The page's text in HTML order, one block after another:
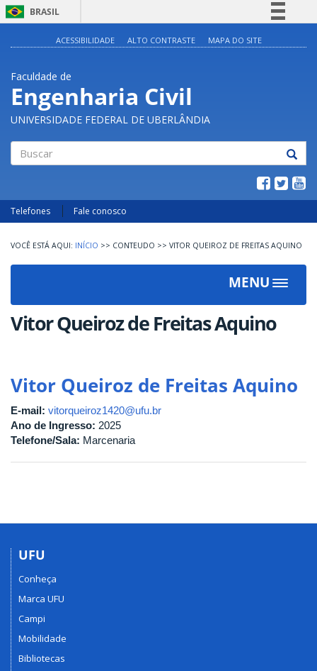
BRASIL
Legislação
Canais
ACESSIBILIDADE ALTO CONTRASTE MAPA DO SITE
Faculdade de
Engenharia Civil
UNIVERSIDADE FEDERAL DE UBERLÂNDIA
Telefones Fale conosco
INÍCIO >> CONTEUDO >> VITOR QUEIROZ DE FREITAS AQUINO
MENU
Toggle
Vitor Queiroz de Freitas Aquino
Vitor Queiroz de Freitas Aquino
E-mail: vitorqueiroz1420@ufu.br
Ano de Ingresso: 2025
Telefone/Sala: Marcenaria
UFU
Conheça
Marca UFU
Campi
Mobilidade
Bibliotecas